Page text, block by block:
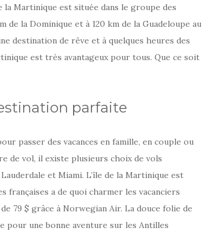
la Martinique est située dans le groupe des
la Dominique et à 120 km de la Guadeloupe au
destination de rêve et à quelques heures des
est très avantageux pour tous. Que ce soit
parfaite
passer des vacances en famille, en couple ou
de vol, il existe plusieurs choix de vols
et Miami. L’île de la Martinique est
françaises a de quoi charmer les vacanciers
79 $ grâce à Norwegian Air. La douce folie de
pour une bonne aventure sur les Antilles